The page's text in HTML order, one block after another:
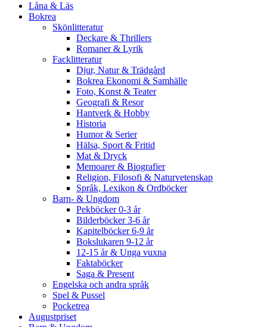
Låna & Läs
Bokrea
Skönlitteratur
Deckare & Thrillers
Romaner & Lyrik
Facklitteratur
Djur, Natur & Trädgård
Bokrea Ekonomi & Samhälle
Foto, Konst & Teater
Geografi & Resor
Hantverk & Hobby
Historia
Humor & Serier
Hälsa, Sport & Fritid
Mat & Dryck
Memoarer & Biografier
Religion, Filosofi & Naturvetenskap
Språk, Lexikon & Ordböcker
Barn- & Ungdom
Pekböcker 0-3 år
Bilderböcker 3-6 år
Kapitelböcker 6-9 år
Bokslukaren 9-12 år
12-15 år & Unga vuxna
Faktaböcker
Saga & Present
Engelska och andra språk
Spel & Pussel
Pocketrea
Augustpriset